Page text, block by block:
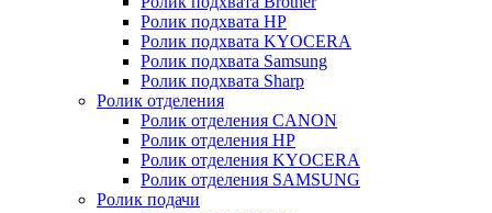
Ролик подхвата HP
Ролик подхвата KYOCERA
Ролик подхвата Samsung
Ролик подхвата Sharp
Ролик отделения
Ролик отделения CANON
Ролик отделения HP
Ролик отделения KYOCERA
Ролик отделения SAMSUNG
Ролик подачи